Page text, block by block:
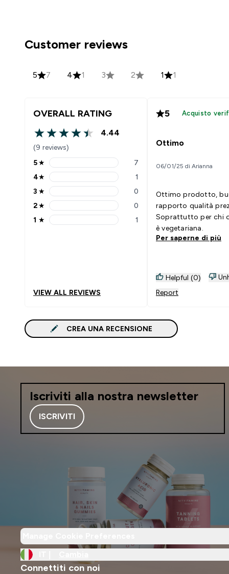
Customer reviews
5 7 4 1 3 2 1 1
OVERALL RATING
4.44 out of 5 stars
4.44
(9 reviews)
5 stars rating 7 reviews
5★ 7
4 stars rating 1 reviews
4★ 1
3 stars rating 0 reviews
3 ★ 0
2 stars rating 0 reviews
2★ 0
1 stars rating 1 reviews
1 ★ 1
VIEW ALL REVIEWS
5 Acquisto
Ottimo
06/01/25 di Arianna
Ottimo prodotto,
rapporto qualità
Soprattutto per chi
è vegetariana.
Per saperne di più
Helpful (0)
Report
CREA UNA RECENSIONE
Iscriviti alla nostra newsletter
ISCRIVITI
Connettiti con noi